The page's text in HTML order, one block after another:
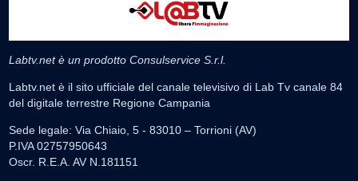
Labtv.net è un prodotto Consulservice S.r.l.
Labtv.net è il sito ufficiale del canale televisivo di Lab Tv canale 84
del digitale terrestre Regione Campania
Sede legale: Via Chiaio, 5 - 83010 – Torrioni (AV)
P.IVA 02757950643
Oscr. R.E.A. AV N.181151